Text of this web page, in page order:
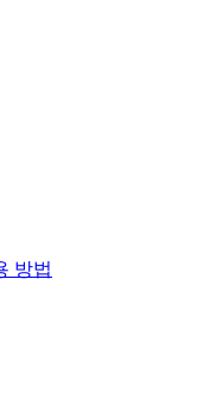
방법